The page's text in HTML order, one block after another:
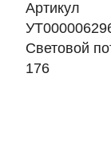
Артикул
Световой
176